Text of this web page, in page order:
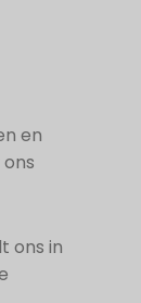
en
ons in